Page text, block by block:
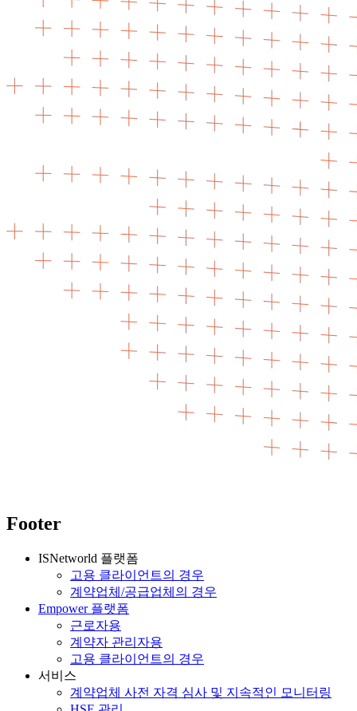
Footer
ISNetworld 플랫폼
고용 클라이언트의 경우
계약업체/공급업체의 경우
Empower 플랫폼
근로자용
계약자 관리자용
고용 클라이언트의 경우
서비스
계약업체 사전 자격 심사 및 지속적인 모니터링